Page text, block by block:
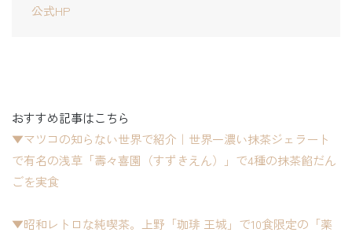
公式HP
おすすめ記事はこちら
▼マツコの知らない世界で紹介｜世界一濃い抹茶ジェラート
で有名の浅草「壽々喜園（すずきえん）」で4種の抹茶餡だん
ごを実食
▼昭和レトロな純喫茶。上野「珈琲 王城」で10食限定の「薬